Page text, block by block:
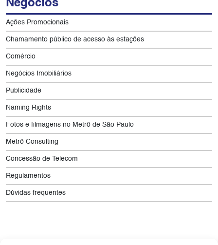
Negócios
Ações Promocionais
Chamamento público de acesso às estações
Comércio
Negócios Imobiliários
Publicidade
Naming Rights
Fotos e filmagens no Metrô de São Paulo
Metrô Consulting
Concessão de Telecom
Regulamentos
Dúvidas frequentes